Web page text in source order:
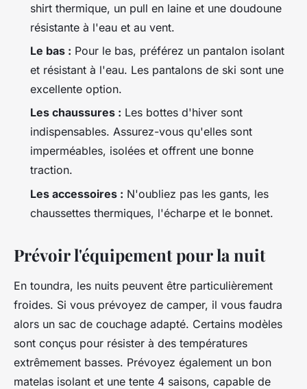
shirt thermique, un pull en laine et une doudoune
résistante à l'eau et au vent.
Le bas : Pour le bas, préférez un pantalon isolant
et résistant à l'eau. Les pantalons de ski sont une
excellente option.
Les chaussures : Les bottes d'hiver sont
indispensables. Assurez-vous qu'elles sont
imperméables, isolées et offrent une bonne
traction.
Les accessoires : N'oubliez pas les gants, les
chaussettes thermiques, l'écharpe et le bonnet.
Prévoir l'équipement pour la nuit
En toundra, les nuits peuvent être particulièrement
froides. Si vous prévoyez de camper, il vous faudra
alors un sac de couchage adapté. Certains modèles
sont conçus pour résister à des températures
extrêmement basses. Prévoyez également un bon
matelas isolant et une tente 4 saisons, capable de